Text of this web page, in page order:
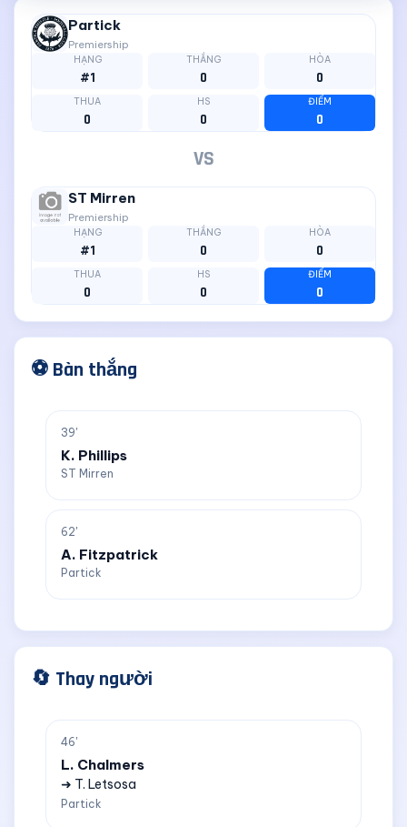
Partick
Premiership
HẠNG
#1
THẮNG
0
HÒA
0
THUA
0
HS
0
ĐIỂM
0
VS
ST Mirren
Premiership
HẠNG
#1
THẮNG
0
HÒA
0
THUA
0
HS
0
ĐIỂM
0
⚽ Bàn thắng
39'
K. Phillips
ST Mirren
62'
A. Fitzpatrick
Partick
🔄 Thay người
46'
L. Chalmers
➜ T. Letsosa
Partick